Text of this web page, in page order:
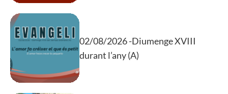
02/08/2026 -Diumenge XVIII
durant l’any (A)